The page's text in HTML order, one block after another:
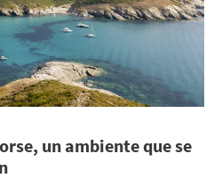
un ambiente que se